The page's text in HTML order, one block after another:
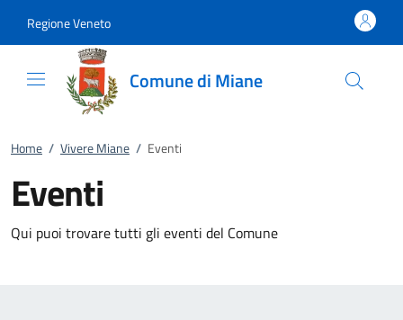
Regione Veneto
Comune di Miane
Home / Vivere Miane / Eventi
Eventi
Qui puoi trovare tutti gli eventi del Comune